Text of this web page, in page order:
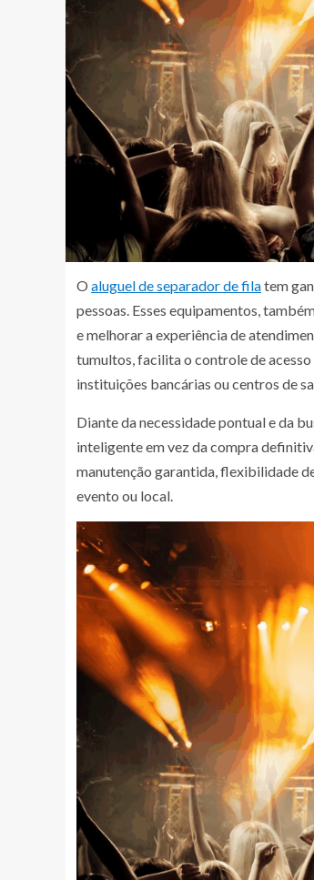
O aluguel de separador de filatem
pessoas. Esses equipamentos,
e melhorar a experiência de
tumultos, facilita o controle de acesso
instituições bancárias ou centros de
Diante da necessidade pontual e da
inteligente em vez da compra
manutenção garantida, flexibilidade
evento ou local.